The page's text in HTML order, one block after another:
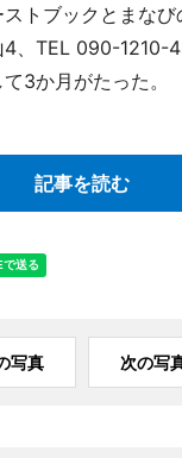
トブックとまなび
4、TEL 090-1210-
3か月がたった。
記事を読む
写真 次の写